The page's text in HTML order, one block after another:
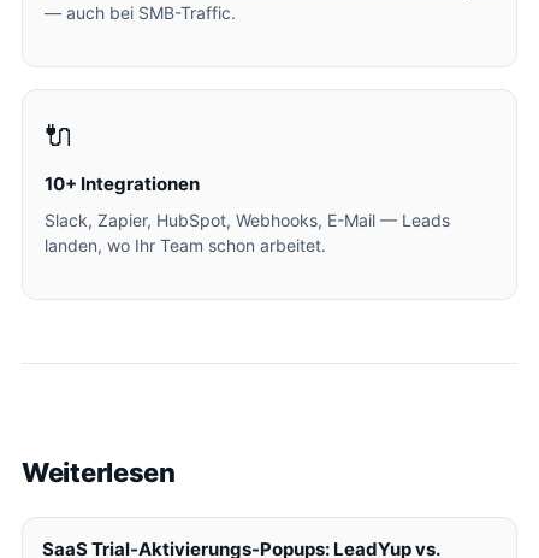
— auch bei SMB-Traffic.
🔌
10+ Integrationen
Slack, Zapier, HubSpot, Webhooks, E-Mail — Leads
landen, wo Ihr Team schon arbeitet.
Weiterlesen
SaaS Trial-Aktivierungs-Popups: LeadYup vs.